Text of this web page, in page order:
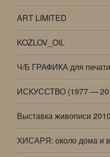
ART LIMITED
KOZLOV_OIL
Ч/Б ГРАФИКА для
ИСКУССТВО (1977 —
Выставка живописи
ХИСАРЯ: около дома и